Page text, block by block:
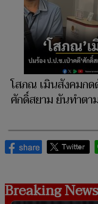
โสภณ เมินสังคมก
ศักดิ์สยาม ยันทำต
Breaking